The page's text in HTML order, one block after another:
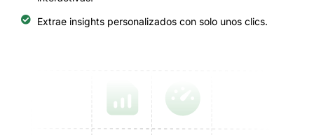
Extrae insights personalizados con solo unos clics.